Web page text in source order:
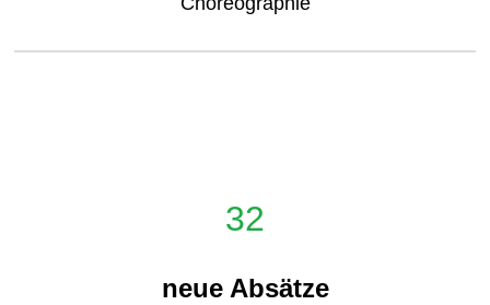
32
neue Absätze